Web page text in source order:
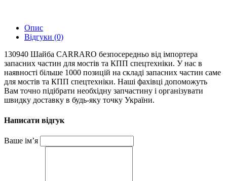
Опис
Відгуки (0)
130940 Шайба CARRARO безпосередньо від імпортера
запасних частин для мостів та КПП спецтехніки. У нас в
наявності більше 1000 позицій на складі запасних частин саме
для мостів та КПП спецтехніки. Наші фахівці допоможуть
Вам точно підібрати необхідну запчастину і організувати
швидку доставку в будь-яку точку України.
Написати відгук
Ваше ім’я